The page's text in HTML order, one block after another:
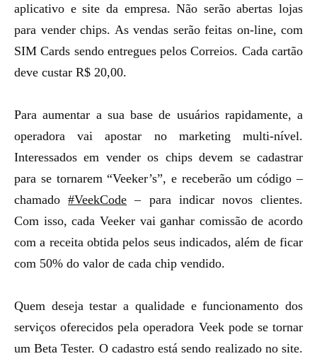
aplicativo e site da empresa. Não serão abertas lojas
para vender chips. As vendas serão feitas on-line, com
SIM Cards sendo entregues pelos Correios. Cada cartão
deve custar R$ 20,00.
Para aumentar a sua base de usuários rapidamente, a
operadora vai apostar no marketing multi-nível.
Interessados em vender os chips devem se cadastrar
para se tornarem “Veeker’s”, e receberão um código –
chamado#VeekCode – para indicar novos clientes.
Com isso, cada Veeker vai ganhar comissão de acordo
com a receita obtida pelos seus indicados, além de ficar
com 50% do valor de cada chip vendido.
Quem deseja testar a qualidade e funcionamento dos
serviços oferecidos pela operadora Veek pode se tornar
um Beta Tester. O cadastro está sendo realizado no site.